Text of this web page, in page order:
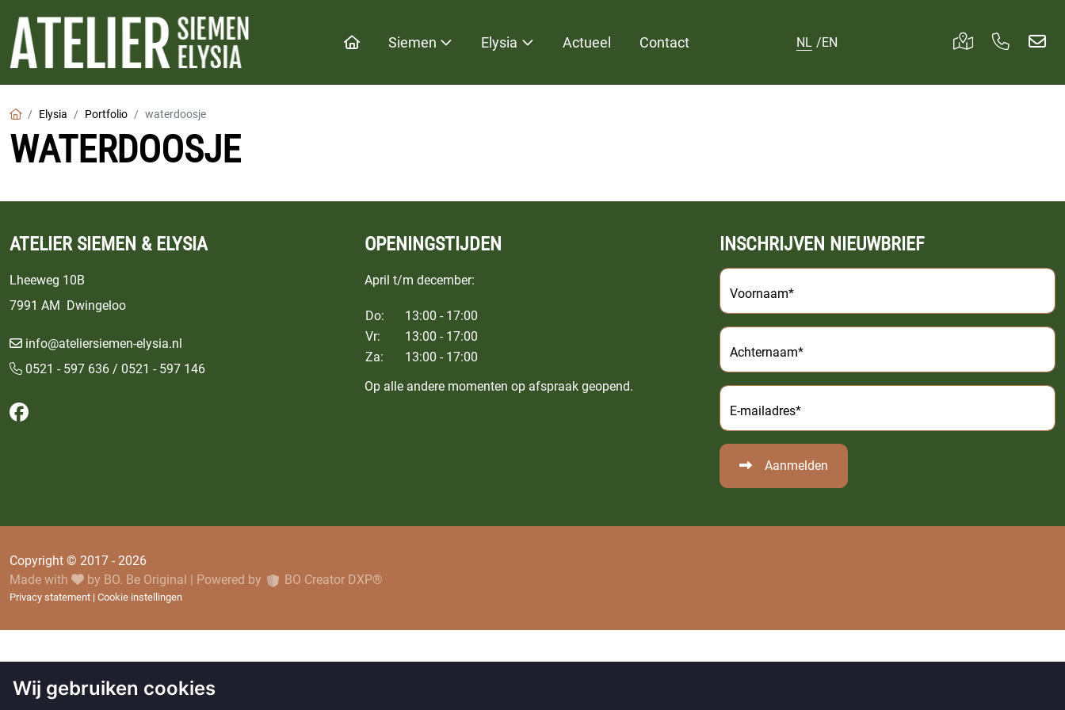
Wij gebruiken cookies
HomeSiemen Elysia Actueel Contact NL /EN
HomeElysia Portfolio waterdoosje
WATERDOOSJE
ATELIER SIEMEN & ELYSIA
Lheeweg 10B
7991 AM Dwingeloo
info@ateliersiemen-elysia.nl
0521 - 597 636 / 0521 - 597 146
Volg ons op Facebook
OPENINGSTIJDEN
April t/m december:
Do:
13:00 - 17:00
Vr:
13:00 - 17:00
Za:
13:00 - 17:00
Op alle andere momenten op afspraak geopend.
INSCHRIJVEN NIEUWBRIEF
Voornaam*
Achternaam*
E-mailadres*
Aanmelden
Copyright © 2017 - 2026
Made with
by BO. Be Original | Powered by BO Creator DXP®
Privacy statement Cookie instellingen